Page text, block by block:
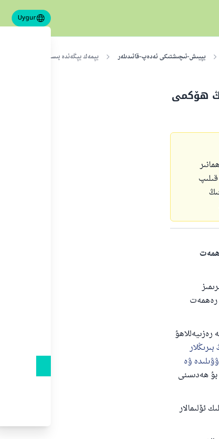
Uygur
يېيىش-ئىچىشتىكى ئەدەپ-قائىدىلەر يېمەك يېگەندە بىسمىللا دېيىش ۋە
ھۆكمى
رەھمەت
ۋە
ھەدىس. بۇ ھەدىسنى
ئۆلىمالار